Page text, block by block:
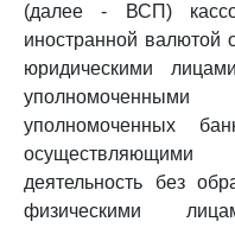
(далее - ВСП)
иностранной валютой
юридическими
уполномоченных
деятельность без
физическими